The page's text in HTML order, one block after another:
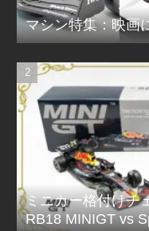
マシン特集：映画
ミニカー格付けチ
RB18 MINIGT vs